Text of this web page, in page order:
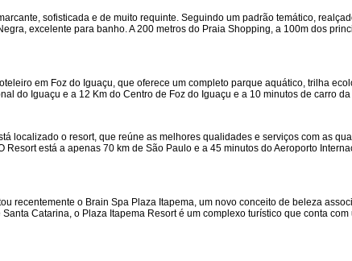
sofisticada e de muito requinte. Seguindo um padrão temático,
excelente para banho. A 200 metros do Praia Shopping, a 100m dos
em Foz do Iguaçu, que oferece um completo parque aquático, trilha
do Iguaçu e a 12 Km do Centro de Foz do Iguaçu e a 10 minutos de carro
localizado o resort, que reúne as melhores qualidades e serviços com as
está a apenas 70 km de São Paulo e a 45 minutos do Aeroporto
recentemente o Brain Spa Plaza Itapema, um novo conceito de beleza
Catarina, o Plaza Itapema Resort é um complexo turístico que conta